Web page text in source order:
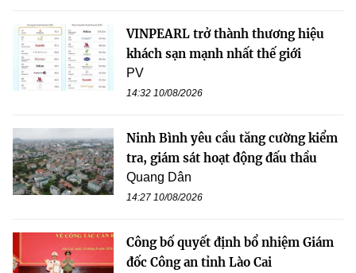
VINPEARL trở thành thương hiệu
khách sạn mạnh nhất thế giới
PV
14:32 10/08/2026
Ninh Bình yêu cầu tăng cường kiểm
tra, giám sát hoạt động đấu thầu
Quang Dân
14:27 10/08/2026
Công bố quyết định bổ nhiệm Giám
đốc Công an tỉnh Lào Cai